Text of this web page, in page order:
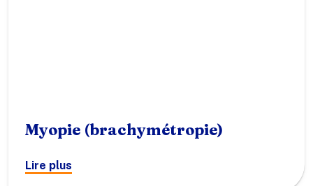
Myopie (brachymétropie)
Lire plus